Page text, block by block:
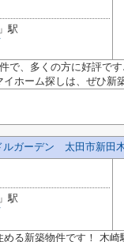
」駅
で、多くの方に好評で
ホーム探しは、ぜひ新
ルガーデン 太田市新田
」駅
る新築物件です！ 木